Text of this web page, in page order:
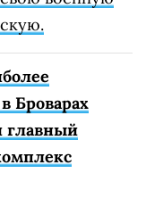
Броварах
главный